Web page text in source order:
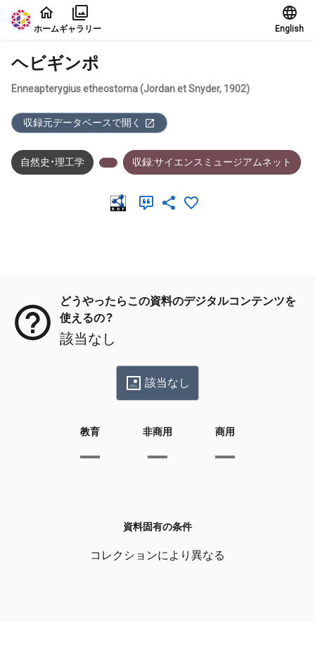
本文に飛ぶ
ホームギャラリー English
ヘビギンポ
Enneapterygius etheostoma (Jordan et Snyder, 1902)
収録元データベースで開く
自然史・理工学 収録:サイエンスミュージアムネット
どうやったらこの資料のデジタルコンテンツを
使えるの？
該当なし
該当なし
教育 非商用 商用
資料固有の条件
コレクションにより異なる